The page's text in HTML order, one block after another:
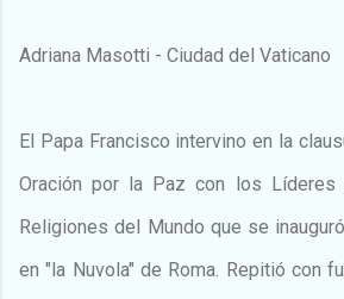
Adriana Masotti - Ciudad del Vaticano
El Papa Francisco intervino en la
Oración por la Paz con los
Religiones del Mundo que se
en "la Nuvola" de Roma. Repitió con